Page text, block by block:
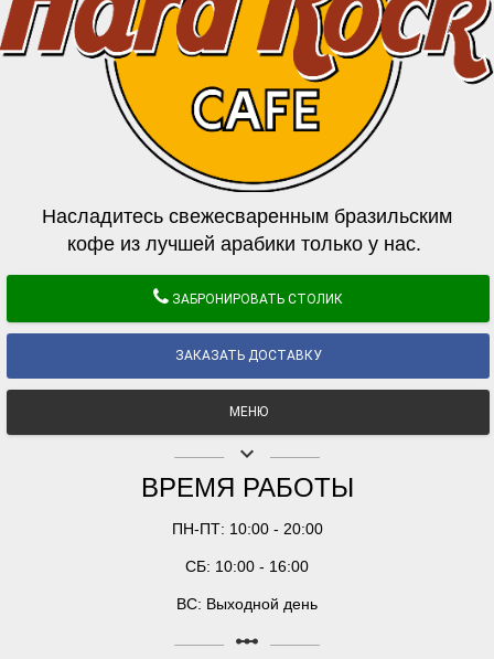
Насладитесь свежесваренным бразильским
кофе из лучшей арабики только у нас.
ЗАБРОНИРОВАТЬ СТОЛИК
ЗАКАЗАТЬ ДОСТАВКУ
МЕНЮ
keyboard_arrow_down
ВРЕМЯ РАБОТЫ
ПН-ПТ: 10:00 - 20:00
СБ: 10:00 - 16:00
ВС: Выходной день
linear_scale